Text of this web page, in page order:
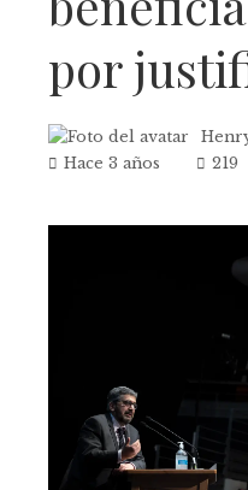
por
Hace 3 años
219